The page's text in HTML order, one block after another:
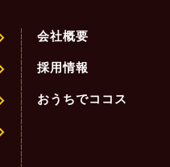
会社概要
採用情報
おうちでココス